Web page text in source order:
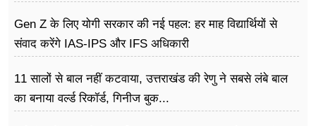
Gen Z के लिए योगी सरकार की नई पहल: हर माह विद्यार्थियों से
संवाद करेंगे IAS-IPS और IFS अधिकारी
11 सालों से बाल नहीं कटवाया, उत्तराखंड की रेणु ने सबसे लंबे बाल
का बनाया वर्ल्ड रिकॉर्ड, गिनीज बुक...